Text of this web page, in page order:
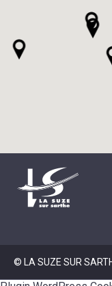
© LA SUZE SUR